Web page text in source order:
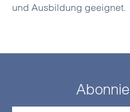
und Ausbildung geeignet.